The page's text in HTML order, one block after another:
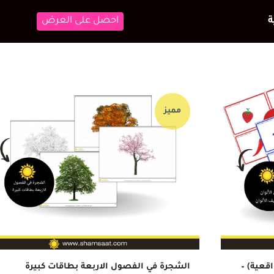
مميز
احصل على العرض